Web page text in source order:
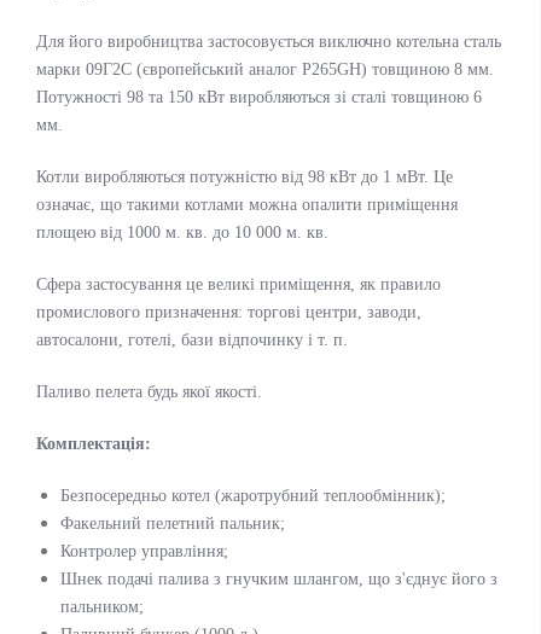
Для його виробництва застосовується виключно котельна сталь
марки 09Г2С (європейський аналог P265GН) товщиною 8 мм.
Потужності 98 та 150 кВт виробляються зі сталі товщиною 6
мм.
Котли виробляються потужністю від 98 кВт до 1 мВт. Це
означає, що такими котлами можна опалити приміщення
площею від 1000 м. кв. до 10 000 м. кв.
Сфера застосування це великі приміщення, як правило
промислового призначення: торгові центри, заводи,
автосалони, готелі, бази відпочинку і т. п.
Паливо пелета будь якої якості.
Комплектація:
Безпосередньо котел (жаротрубний теплообмінник);
Факельний пелетний пальник;
Контролер управління;
Шнек подачі палива з гнучким шлангом, що з'єднує його з
пальником;